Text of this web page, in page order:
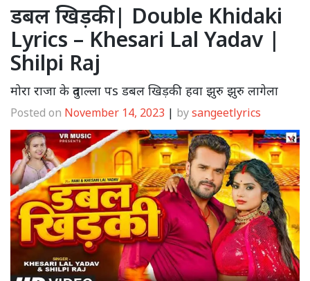
डबल खिड़की | Double Khidaki
Lyrics – Khesari Lal Yadav |
Shilpi Raj
मोरा राजा के दुताल्ला पs डबल खिड़की हवा झुरु झुरु लागेला
Posted on November 14, 2023 | bysangeetlyrics